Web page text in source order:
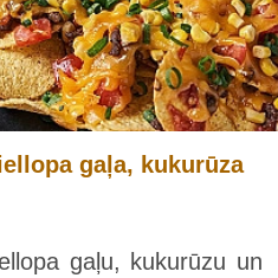
gaļa, kukurūza
gaļu, kukurūzu un